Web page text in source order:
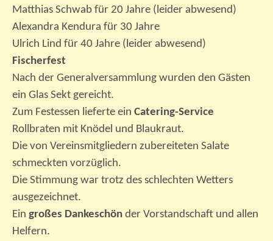
Matthias Schwab für 20 Jahre (leider abwesend)
Alexandra Kendura für 30 Jahre
Ulrich Lind für 40 Jahre (leider abwesend)
Fischerfest
Nach der Generalversammlung wurden den Gästen
ein Glas Sekt gereicht.
Zum Festessen lieferte ein Catering-Service
Rollbraten mit Knödel und Blaukraut.
Die von Vereinsmitgliedern zubereiteten Salate
schmeckten vorzüglich.
Die Stimmung war trotz des schlechten Wetters
ausgezeichnet.
Ein großes Dankeschön der Vorstandschaft und allen
Helfern.